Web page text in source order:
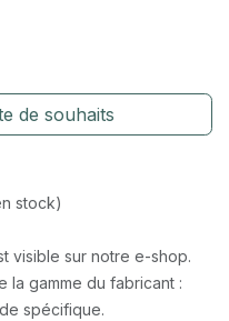
de souhaits
stock)
visible sur notre e-shop.
la gamme du fabricant :
spécifique.